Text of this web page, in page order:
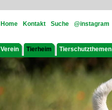
Home Kontakt Suche @instagram
Verein Tierheim Tierschutzthemen